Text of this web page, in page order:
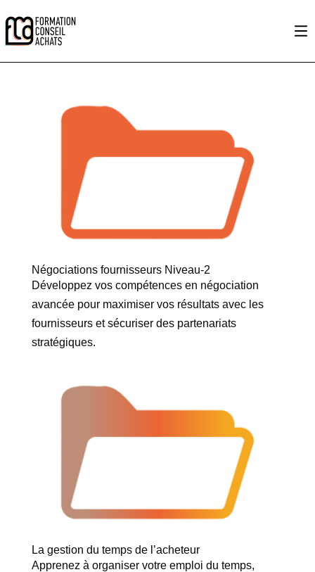
Négociations fournisseurs Niveau-2
Développez vos compétences en négociation
avancée pour maximiser vos résultats avec les
fournisseurs et sécuriser des partenariats
stratégiques.
La gestion du temps de l’acheteur
Apprenez à organiser votre emploi du temps,